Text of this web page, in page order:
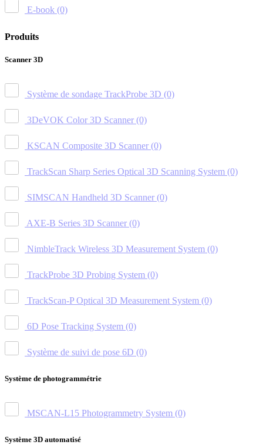
E-book (0)
Produits
Scanner 3D
Système de sondage TrackProbe 3D (0)
3DeVOK Color 3D Scanner (0)
KSCAN Composite 3D Scanner (0)
TrackScan Sharp Series Optical 3D Scanning System (0)
SIMSCAN Handheld 3D Scanner (0)
AXE-B Series 3D Scanner (0)
NimbleTrack Wireless 3D Measurement System (0)
TrackProbe 3D Probing System (0)
TrackScan-P Optical 3D Measurement System (0)
6D Pose Tracking System (0)
Système de suivi de pose 6D (0)
Système de photogrammétrie
MSCAN-L15 Photogrammetry System (0)
Système 3D automatisé